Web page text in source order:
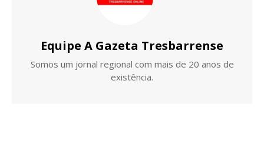
Equipe A Gazeta Tresbarrense
Somos um jornal regional com mais de 20 anos de
existência.